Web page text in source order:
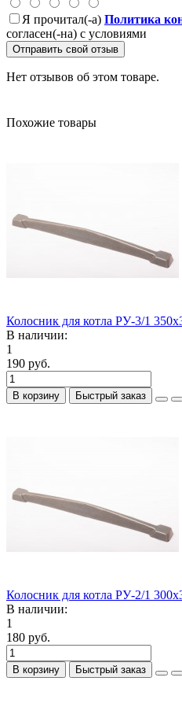
Я прочитал(-а) Политика
согласен(-на) с условиями
Отправить свой отзыв
Нет отзывов об этом товаре.
Похожие товары
Колосник для котла РУ-3/1
В наличии:
1
190 руб.
В корзину Быстрый заказ
Колосник для котла РУ-2/1
В наличии:
1
180 руб.
В корзину Быстрый заказ